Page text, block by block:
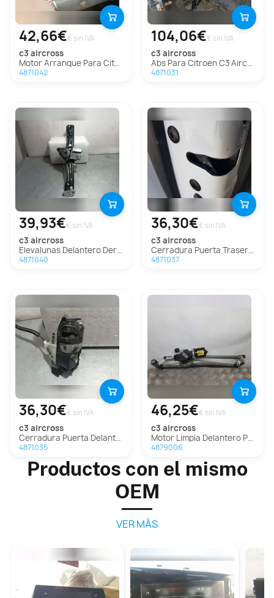
42,66€€ sin IVA
c3 aircross
Motor Arranque Para Citroen C3 Aircross
4871042
104,06€€ sin IVA
c3 aircross
Abs Para Citroen C3 Aircross
4871031
39,93€€ sin IVA
c3 aircross
Elevalunas Delantero Derecho Para Citroen C3 Aircross
4871040
36,30€€ sin IVA
c3 aircross
Cerradura Puerta Trasera Izquierda Para Citroen C3 Aircross
4871037
36,30€€ sin IVA
c3 aircross
Cerradura Puerta Delantera Derecha para Citroen C3 Aircross
4871035
46,25€€ sin IVA
c3 aircross
Motor Limpia Delantero Para Citroen C3 Aircross
4879006
Productos con el mismo
OEM
VER MÁS